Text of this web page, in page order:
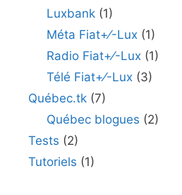
Luxbank(1)
Méta Fiat+⁄-Lux (1)
Radio Fiat+⁄-Lux (1)
Télé Fiat+⁄-Lux (3)
Québec.tk (7)
Québec blogues (2)
Tests (2)
Tutoriels (1)